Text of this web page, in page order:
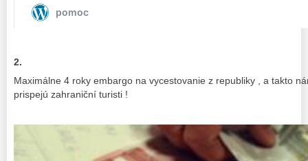
2.
Maximálne 4 roky embargo na vycestovanie z republiky , a takto
prispejú zahraniční turisti !